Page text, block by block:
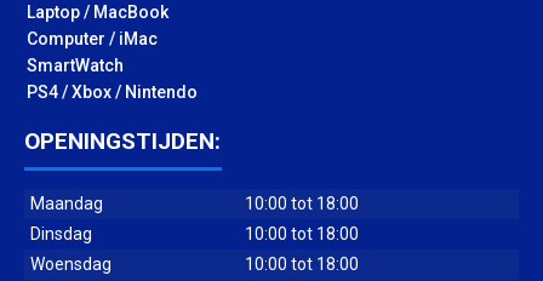
Laptop / MacBook
Computer / iMac
SmartWatch
PS4 / Xbox / Nintendo
OPENINGSTIJDEN:
Maandag
10:00 tot 18:00
Dinsdag
10:00 tot 18:00
Woensdag
10:00 tot 18:00